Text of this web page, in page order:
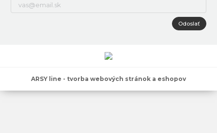
Odoslať
ARSY line - tvorba webových stránok a eshopov